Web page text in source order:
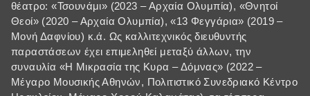
θέατρο: «Τσουνάμι» (2023 – Αρχαία Ολυμπία), «Θνητοί
Θεοί» (2020 – Αρχαία Ολυμπία), «13 Φεγγάρια» (2019 –
Μονή Δαφνίου) κ.ά. Ως καλλιτεχνικός διευθυντής
παραστάσεων έχει επιμεληθεί μεταξύ άλλων, την
συναυλία «Η Μικρασία της Κυρα – Δόμνας» (2022 –
Μέγαρο Μουσικής Αθηνών, Πολιτιστικό Συνεδριακό Κέντρο